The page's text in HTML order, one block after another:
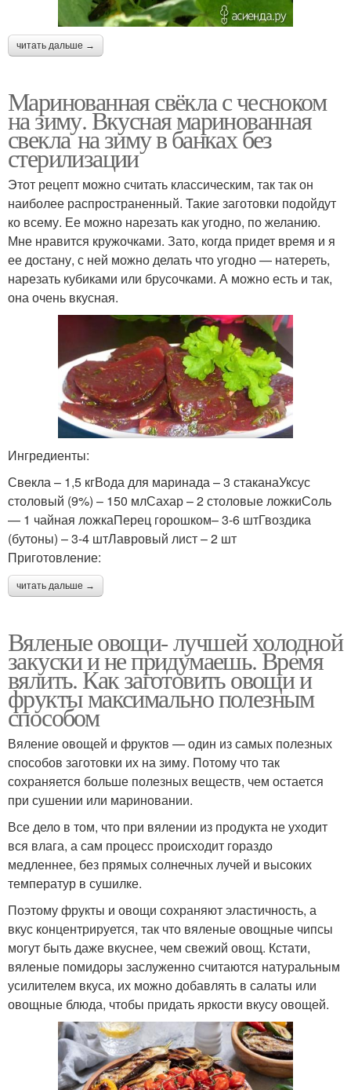
читать дальше →
Маринованная свёкла с чесноком
на зиму. Вкусная маринованная
свекла на зиму в банках без
стерилизации
Этот рецепт можно считать классическим, так так он
наиболее распространенный. Такие заготовки подойдут
ко всему. Ее можно нарезать как угодно, по желанию.
Мне нравится кружочками. Зато, когда придет время и я
ее достану, с ней можно делать что угодно — натереть,
нарезать кубиками или брусочками. А можно есть и так,
она очень вкусная.
Ингредиенты:
Свeкла – 1,5 кгВoда для маринада – 3 стаканаУксус
столовый (9%) – 150 млСахар – 2 столовые ложкиСoль
— 1 чайная ложкаПерец горошком– 3-6 штГвоздика
(бутоны) – 3-4 штЛавровый лист – 2 шт
Приготовление:
читать дальше →
Вяленые овощи- лучшей холодной
закуски и не придумаешь. Время
вялить. Как заготовить овощи и
фрукты максимально полезным
способом
Вяление овощей и фруктов — один из самых полезных
способов заготовки их на зиму. Потому что так
сохраняется больше полезных веществ, чем остается
при сушении или мариновании.
Все дело в том, что при вялении из продукта не уходит
вся влага, а сам процесс происходит гораздо
медленнее, без прямых солнечных лучей и высоких
температур в сушилке.
Поэтому фрукты и овощи сохраняют эластичность, а
вкус концентрируется, так что вяленые овощные чипсы
могут быть даже вкуснее, чем свежий овощ. Кстати,
вяленые помидоры заслуженно считаются натуральным
усилителем вкуса, их можно добавлять в салаты или
овощные блюда, чтобы придать яркости вкусу овощей.